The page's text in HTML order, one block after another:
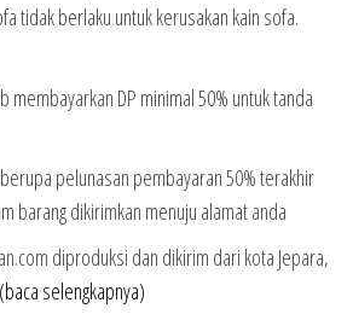
tidak berlaku untuk kerusakan kain sofa.
membayarkan DP minimal 50% untuk tanda
pelunasan pembayaran 50% terakhir
barang dikirimkan menuju alamat anda
diproduksi dan dikirim dari kota Jepara,
(baca selengkapnya)